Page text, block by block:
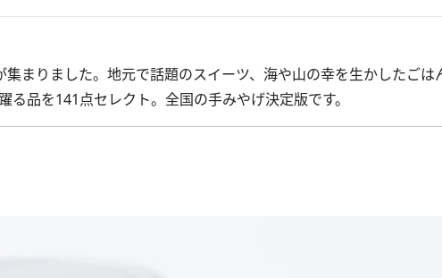
まりました。地元で話題のスイーツ、海や山の幸を生かしたごは
る品を141点セレクト。全国の手みやげ決定版です。